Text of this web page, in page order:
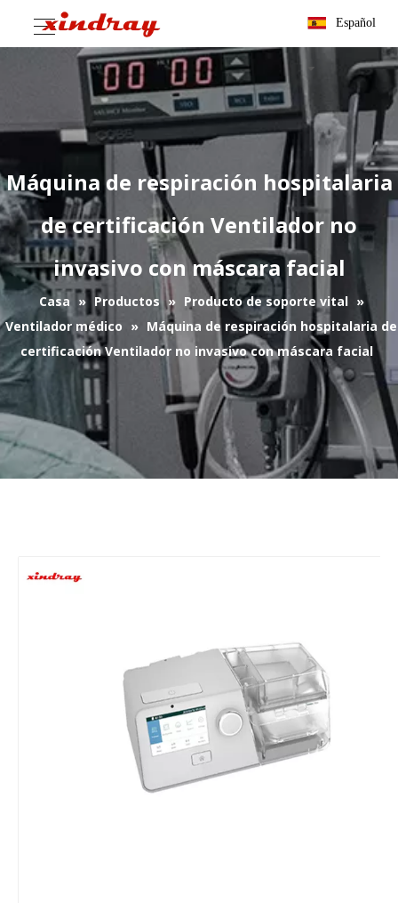
Español
Máquina de respiración hospitalaria
de certificación Ventilador no
invasivo con máscara facial
Casa » Productos » Producto de soporte vital »
Ventilador médico » Máquina de respiración hospitalaria de
certificación Ventilador no invasivo con máscara facial